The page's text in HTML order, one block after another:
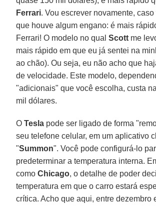
Ferrari. Vou escrever novamente,
que houve algum engano: é mais
Ferrari! O modelo no qualScott me
mais rápido em que eu já sentei na
ao chão). Ou seja, eu não acho que
de velocidade. Este modelo,
"adicionais" que você escolha, custa
mil dólares.
OTesla pode ser ligado de forma
seu telefone celular, em um aplicativo
"Summon". Você pode configurá-lo
predeterminar a temperatura interna.
comoChicago, o detalhe de poder
temperatura em que o carro estará
crítica. Acho que aqui, entre dezembro